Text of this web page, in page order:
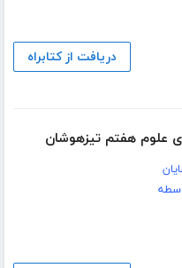
دریافت از کتابراه
علوم هفتم تیزهوشان